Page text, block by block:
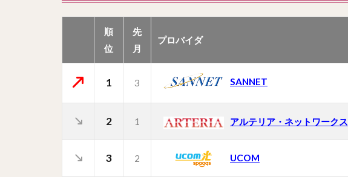
順
位
先
月
プロバイダ
1 3 SANNET
2 1 アルテリア・ネットワークス
3 2 UCOM